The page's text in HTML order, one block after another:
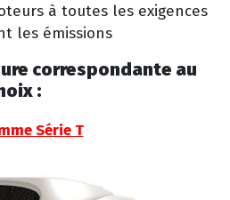
à toutes les exigences
les émissions
correspondante au
:
Série T